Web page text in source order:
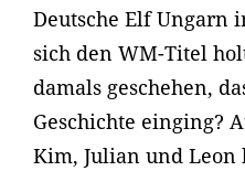
Deutsche Elf Ungarn
sich den WM-Titel
damals geschehen,
Geschichte einging?
Kim, Julian und